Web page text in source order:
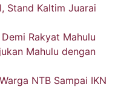
Stand Kaltim Juarai
Rakyat Mahulu
Mahulu dengan
NTB Sampai IKN